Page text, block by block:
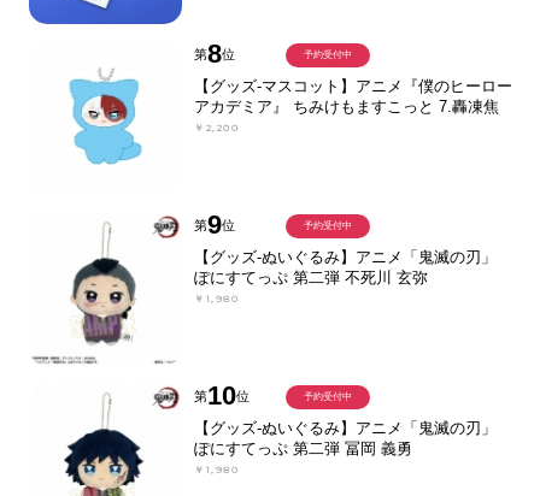
第8位
【グッズ-マスコット】アニメ『僕のヒーロー
アカデミア』 ちみけもますこっと 7.轟凍焦
￥2,200
予約受付中
第9位
【グッズ-ぬいぐるみ】アニメ「鬼滅の刃」
ぽにすてっぷ 第二弾 不死川 玄弥
￥1,980
予約受付中
第10位
【グッズ-ぬいぐるみ】アニメ「鬼滅の刃」
ぽにすてっぷ 第二弾 冨岡 義勇
￥1,980
予約受付中